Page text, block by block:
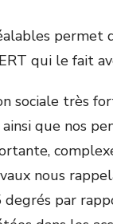
permet
qui le fait
sociale très
que nos
nous
par